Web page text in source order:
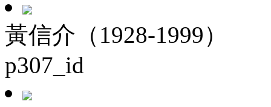
黃信介（1928-1999）
p307_id